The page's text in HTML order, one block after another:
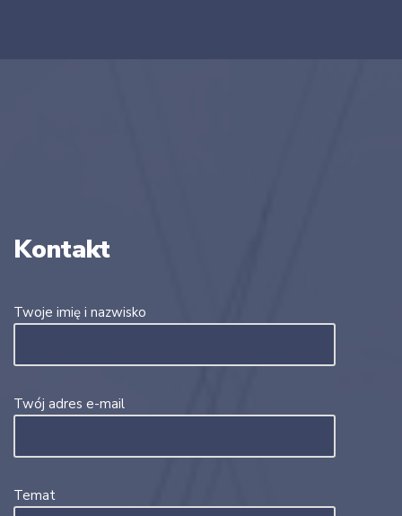
Kontakt
Twoje imię i nazwisko
Twój adres e-mail
Temat